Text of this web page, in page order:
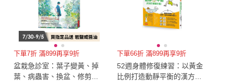
下單7折 滿899再享9折
盆栽急診室：葉子變黃、掉
葉、病蟲害、換盆、修剪分
下單66折 滿899再享9折
52週身體修復練習：以黃金
比例打造動靜平衡的漢方健